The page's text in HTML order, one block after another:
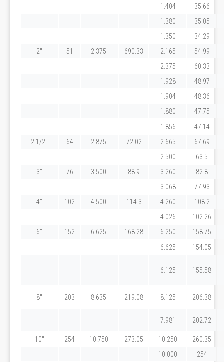
1.404
35.66
1.380
35.05
1.350
34.29
2"
51 2.375" 690.33 2.165
54.99
2.375
60.33
1.928
48.97
1.904
48.36
1.880
47.75
1.856
47.14
2 1/2"
64 2.875" 72.02 2.665
67.69
2.500
63.5
3"
76 3.500" 88.9 3.260
82.8
3.068
77.93
4"
102 4.500" 114.3 4.260
108.2
4.026
102.26
6"
152 6.625" 168.28 6.250
158.75
6.625
154.05
6.125 155.58
8" 203 8.635" 219.08 8.125 206.38
7.981 202.72
10" 254 10.750" 273.05 10.250
260.35
10.000
254